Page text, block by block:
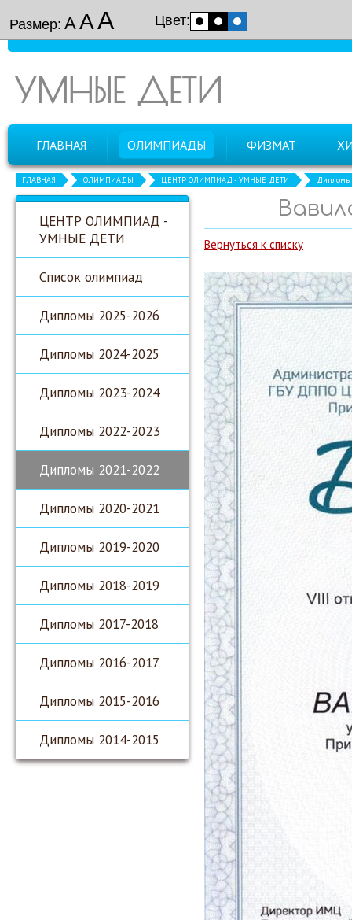
Размер: ААА Цвет:
УМНЫЕ ДЕТИ
ГЛАВНАЯ ОЛИМПИАДЫ ФИЗМАТ
ГЛАВНАЯ ОЛИМПИАДЫ ЦЕНТР ОЛИМПИАД - УМНЫЕ ДЕТИ Дипломы
ЦЕНТР ОЛИМПИАД -
УМНЫЕ ДЕТИ
Список олимпиад
Дипломы 2025-2026
Дипломы 2024-2025
Дипломы 2023-2024
Дипломы 2022-2023
Дипломы 2021-2022
Дипломы 2020-2021
Дипломы 2019-2020
Дипломы 2018-2019
Дипломы 2017-2018
Дипломы 2016-2017
Дипломы 2015-2016
Дипломы 2014-2015
Вернуться к списку